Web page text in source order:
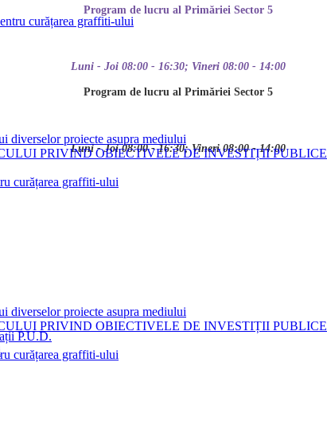
curățarea graffiti-ului
P.U.D.
Program de lucru al Primăriei Sector 5
Luni - Joi 08:00 - 16:30; Vineri 08:00 - 14:00
Program de lucru al Primăriei Sector 5
Luni - Joi 08:00 - 16:30; Vineri 08:00 - 14:00
diverselor proiecte asupra mediului
PRIVIND OBIECTIVELE DE INVESTIȚII PUBLICE
curățarea graffiti-ului
diverselor proiecte asupra mediului
PRIVIND OBIECTIVELE DE INVESTIȚII PUBLICE
curățarea graffiti-ului